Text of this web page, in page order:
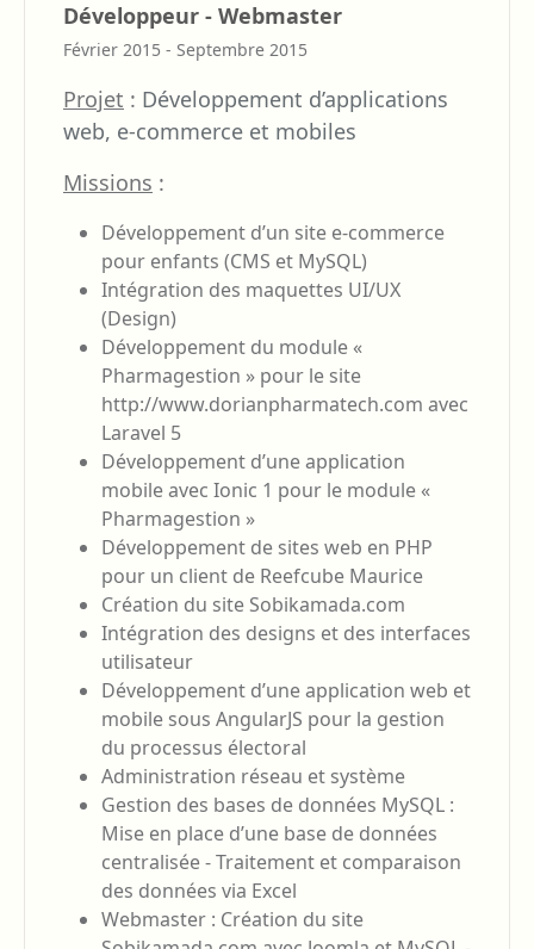
Développeur - Webmaster
Février 2015 - Septembre 2015
Projet : Développement d’applications
web, e-commerce et mobiles
Missions :
Développement d’un site e-commerce
pour enfants (CMS et MySQL)
Intégration des maquettes UI/UX
(Design)
Développement du module «
Pharmagestion » pour le site
http://www.dorianpharmatech.com avec
Laravel 5
Développement d’une application
mobile avec Ionic 1 pour le module «
Pharmagestion »
Développement de sites web en PHP
pour un client de Reefcube Maurice
Création du site Sobikamada.com
Intégration des designs et des interfaces
utilisateur
Développement d’une application web et
mobile sous AngularJS pour la gestion
du processus électoral
Administration réseau et système
Gestion des bases de données MySQL :
Mise en place d’une base de données
centralisée - Traitement et comparaison
des données via Excel
Webmaster : Création du site